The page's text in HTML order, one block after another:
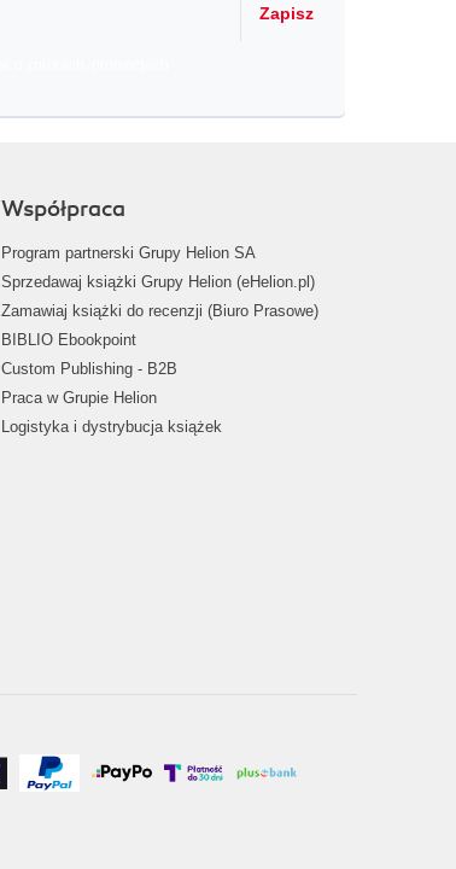
Zapisz
Współpraca
Program partnerski Grupy Helion SA
Sprzedawaj książki Grupy Helion (eHelion.pl)
Zamawiaj książki do recenzji (Biuro Prasowe)
BIBLIO Ebookpoint
Custom Publishing - B2B
Praca w Grupie Helion
Logistyka i dystrybucja książek